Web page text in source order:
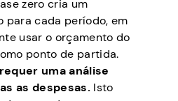
zero cria um
para cada período, em
usar o orçamento do
ponto de partida.
uma análise
as despesas.Isto